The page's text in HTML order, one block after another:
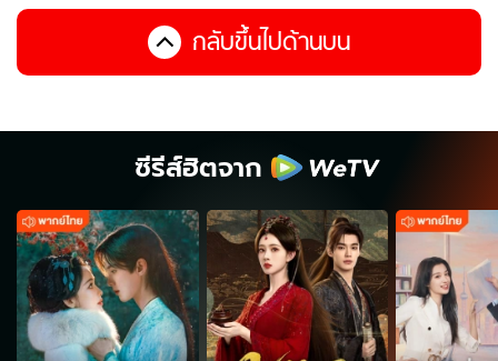
กลับขึ้นไปด้านบน
ซีรีส์ฮิตจาก